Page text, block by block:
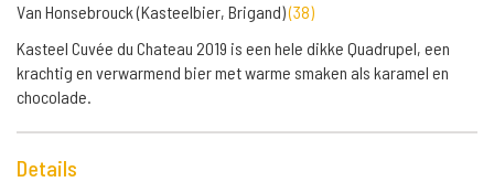
Van Honsebrouck (Kasteelbier, Brigand)(38)
Kasteel Cuvée du Chateau 2019 is een hele dikke Quadrupel, een
krachtig en verwarmend bier met warme smaken als karamel en
chocolade.
Details